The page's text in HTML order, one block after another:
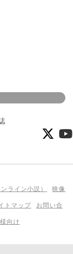
ライン小説） 映像
トマップ お問い合
向け